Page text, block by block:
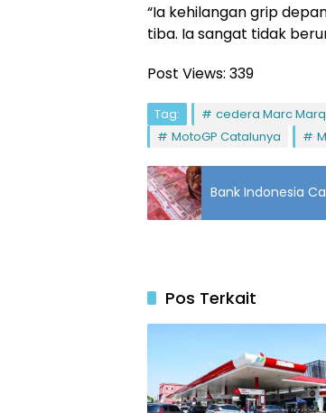
“Ia kehilangan grip
tiba. Ia sangat tidak
Post Views: 339
Tag: cedera Marc
MotoGP Catalunya
Bank Indonesia
Pos Terkait